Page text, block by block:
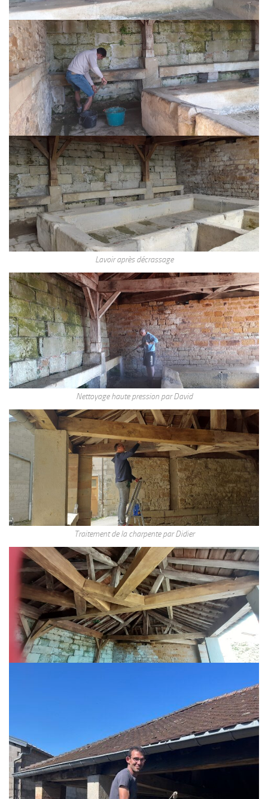
Lavoir après décrassage
Nettoyage haute pression par David
Traitement de la charpente par Didier